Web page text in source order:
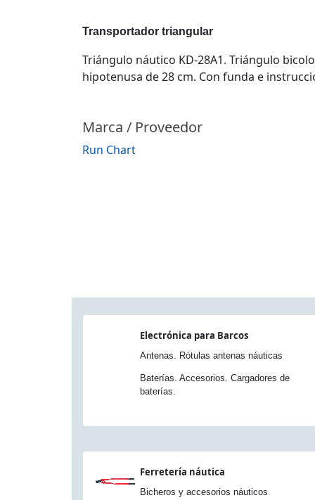
Transportador triangular
Triángulo náutico KD-28A1. Triángulo
hipotenusa de 28 cm. Con funda e
Marca / Proveedor
Run Chart
Electrónica para Barcos
Antenas. Rótulas antenas náuticas
Baterías. Accesorios. Cargadores de
baterías.
Ferretería náutica
Bicheros y accesorios náuticos